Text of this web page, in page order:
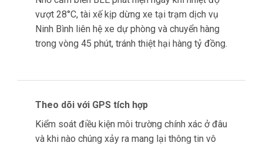
Dữ liệu chi tiết kích hoạt cải tiến quy trình có
mục tiêu, hỗ trợ tranh chấp với nhà cung cấp
logistics bằng bằng chứng cụ thể về thời điểm
và địa điểm vi phạm.
Ngoài ra còn đồng thời giúp nhận diện điểm yếu
Ví dụ: Một nhà máy sản xuất